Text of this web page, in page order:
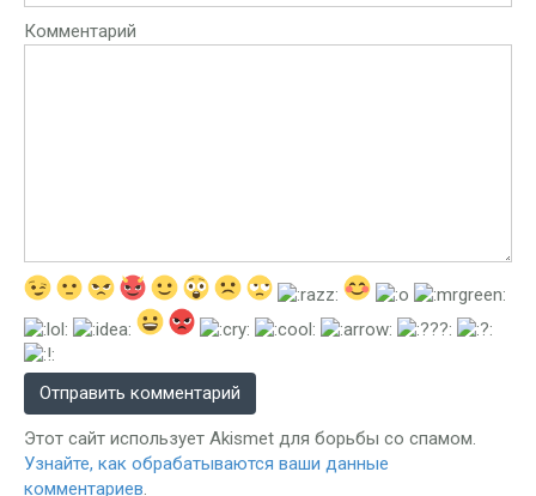
Комментарий
Этот сайт использует Akismet для борьбы со спамом.
Узнайте, как обрабатываются ваши данные
комментариев.